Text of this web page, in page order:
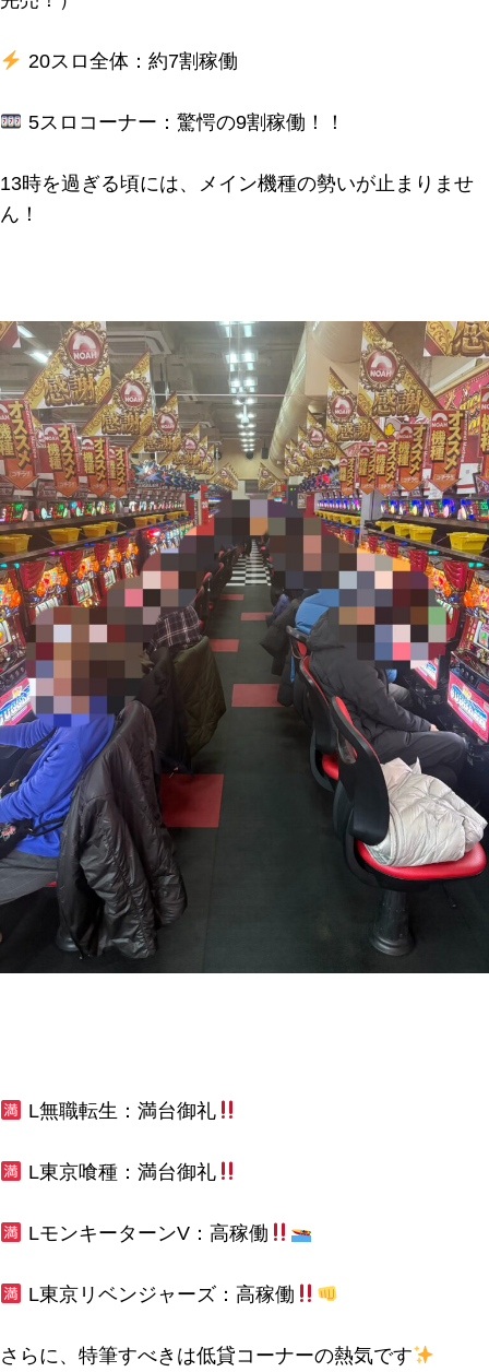
20スロ全体：約7割稼働
5スロコーナー：驚愕の9割稼働！！
13時を過ぎる頃には、メイン機種の勢いが止まりませ
ん！
L無職転生：満台御礼
L東京喰種：満台御礼
LモンキーターンV：高稼働
L東京リベンジャーズ：高稼働
さらに、特筆すべきは低貸コーナーの熱気です